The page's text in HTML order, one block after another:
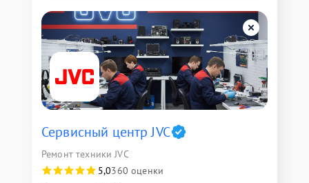
Сервисный центр JVC
Ремонт техники JVC
5,0360 оценки